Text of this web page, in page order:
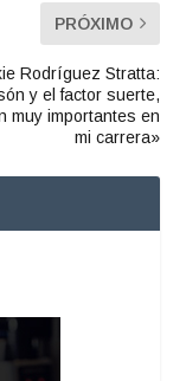
PRÓXIMO
Rodríguez Stratta:
y el factor suerte,
muy importantes en
mi carrera»